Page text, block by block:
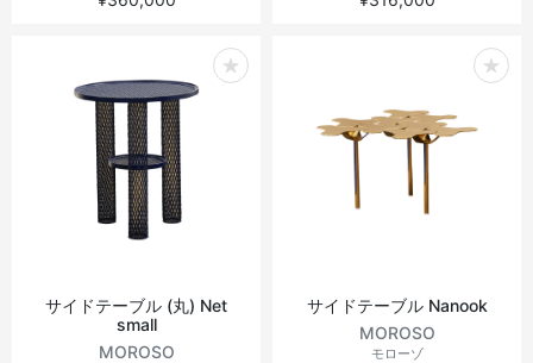
サイドテーブル (丸) Net
small
MOROSO
サイドテーブル Nanook
MOROSO
モローゾ